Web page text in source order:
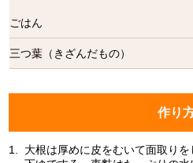
ごはん
三つ葉（きざんだもの）
作り
1.
大根は厚めに皮をむいて面取り